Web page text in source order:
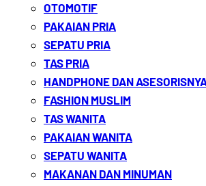
OTOMOTIF
PAKAIAN PRIA
SEPATU PRIA
TAS PRIA
HANDPHONE DAN
FASHION MUSLIM
TAS WANITA
PAKAIAN WANITA
SEPATU WANITA
MAKANAN DAN MINUMAN